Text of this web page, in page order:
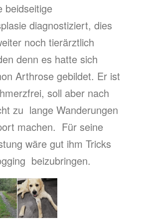
beidseitige
diagnostiziert, dies
noch tierärztlich
denn es hatte sich
Arthrose gebildet. Er ist
soll aber nach
zu lange Wanderungen
machen. Für seine
wäre gut ihm Tricks
beizubringen.